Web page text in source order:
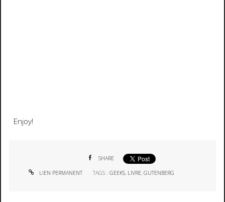
Enjoy!
SHARE
LIEN PERMANENT TAGS :GEEKS, LIVRE,GUTENBERG